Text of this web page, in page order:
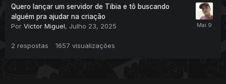
Quero lançar um servidor de Tibia e tô buscando
alguém pra ajudar na criação
Por Victor Miguel, Julho 23, 2025
2 respostas 1657 visualizações